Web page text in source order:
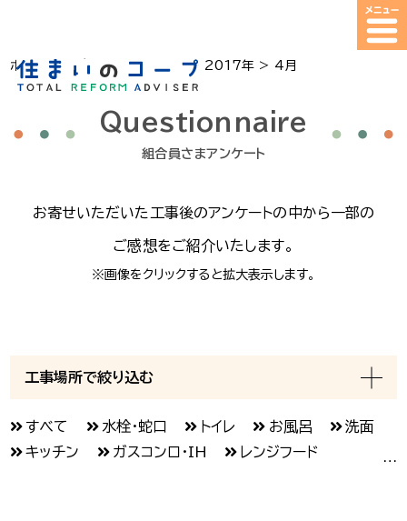
ホーム > 組合員さまアンケート> 2017年 > 4月
Questionnaire
組合員さまアンケート
お寄せいただいた 工事後のアンケートの中から一部の
ご感想をご紹介いたします。
※画像をクリックすると拡大表示します。
工事場所で絞り込む
すべて 水栓・蛇口 トイレ お風呂
洗面
キッチン
ガスコンロ・IH
レンジフード